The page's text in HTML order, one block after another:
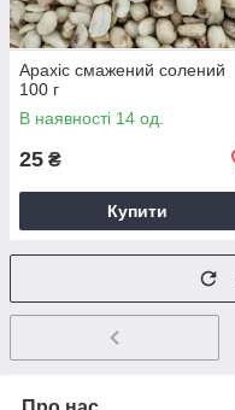
Арахіс смажений солений
100 г
В наявності 14 од.
25 ₴
Купити